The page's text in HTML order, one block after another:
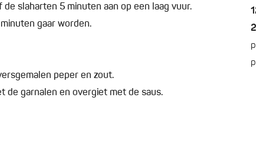
slaharten 5 minuten aan op een laag vuur.
gaar worden.
peper en zout.
de garnalen en overgiet met de saus.